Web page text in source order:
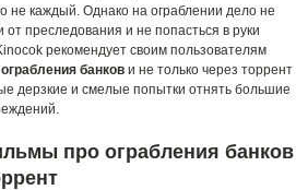
не каждый. Однако на ограблении дело не
преследования и не попасться в руки
рекомендует своим пользователям
банков и не только через торрент
дерзкие и смелые попытки отнять большие
про ограбления банков